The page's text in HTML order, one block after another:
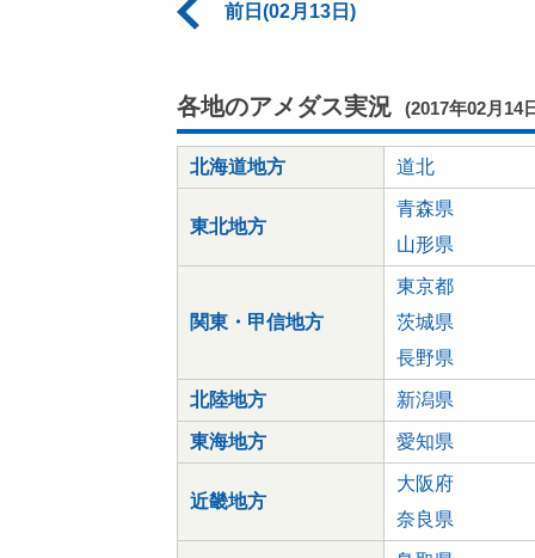
前日(02月13日)
各地のアメダス実況 (2017年02月14
北海道地方 道北
東北地方
青森県
山形県
関東・甲信地方
東京都
茨城県
長野県
北陸地方 新潟県
東海地方 愛知県
近畿地方
大阪府
奈良県